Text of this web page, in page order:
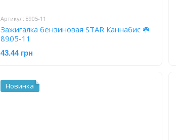
Артикул: 8905-11
Зажигалка бензиновая STAR Каннабис ☘️
8905-11
43.44 грн
Новинка